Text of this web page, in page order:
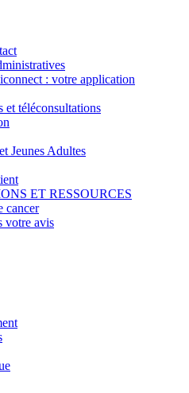
: votre application
et téléconsultations
Jeunes Adultes
ET RESSOURCES
cancer
votre avis